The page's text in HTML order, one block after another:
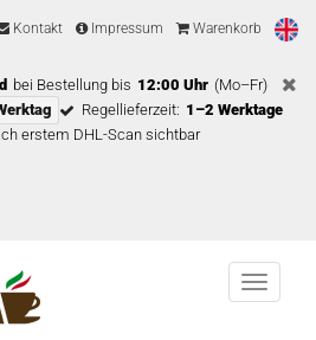
Kontakt Impressum Warenkorb
bei Bestellung bis 12:00 Uhr (Mo–Fr)
Regellieferzeit: 1–2 Werktage
erstem DHL-Scan sichtbar
Menu